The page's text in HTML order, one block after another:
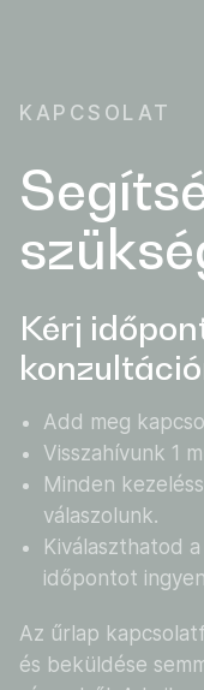
KAPCSOLAT
Kérj
Add meg
Visszahívunk 1
Minden
válaszolunk.
Kiválaszthatod
időpontot
Az űrlap
és beküldése